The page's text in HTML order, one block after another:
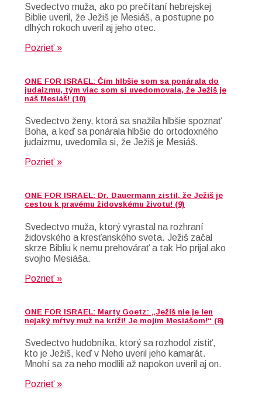
Svedectvo muža, ako po prečítaní hebrejskej
Biblie uveril, že Ježiš je Mesiáš, a postupne po
dlhých rokoch uveril aj jeho otec.
Pozrieť »
ONE FOR ISRAEL: Čím hlbšie som sa ponárala do
judaizmu, tým viac som si uvedomovala, že Ježiš je
náš Mesiáš! (10)
Svedectvo ženy, ktorá sa snažila hlbšie spoznať
Boha, a keď sa ponárala hlbšie do ortodoxného
judaizmu, uvedomila si, že Ježiš je Mesiáš.
Pozrieť »
ONE FOR ISRAEL: Dr. Dauermann zistil, že Ježiš je
cestou k pravému židovskému životu! (9)
Svedectvo muža, ktorý vyrastal na rozhraní
židovského a kresťanského sveta. Ježiš začal
skrze Bibliu k nemu prehovárať a tak Ho prijal ako
svojho Mesiáša.
Pozrieť »
ONE FOR ISRAEL: Marty Goetz: „Ježiš nie je len
nejaký mŕtvy muž na kríži! Je mojím Mesiášom!“ (8)
Svedectvo hudobníka, ktorý sa rozhodol zistiť,
kto je Ježiš, keď v Neho uveril jeho kamarát.
Mnohí sa za neho modlili až napokon uveril aj on.
Pozrieť »